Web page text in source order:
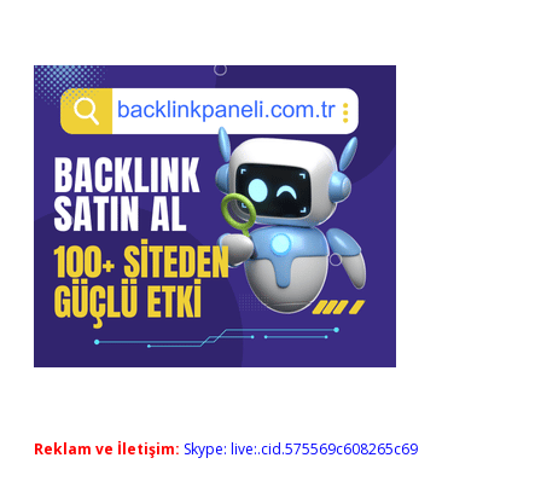
Reklam ve İletişim: Skype: live:.cid.575569c608265c69